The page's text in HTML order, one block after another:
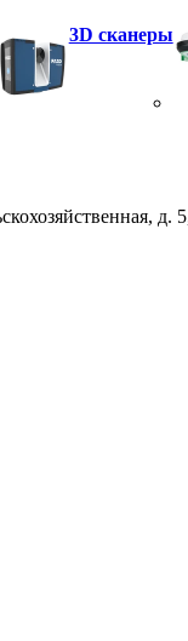
д.
3D сканеры